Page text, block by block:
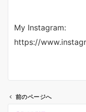
My Instagram:
https://
前のページへ